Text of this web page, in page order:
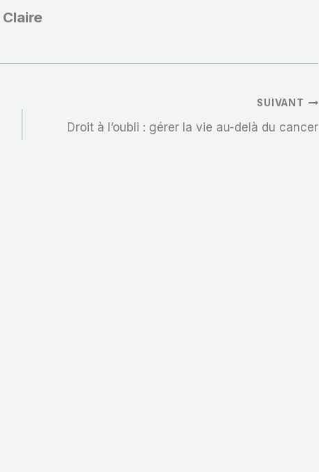
Claire
SUIVANT
Droit à l’oubli : gérer la vie au-delà du cancer